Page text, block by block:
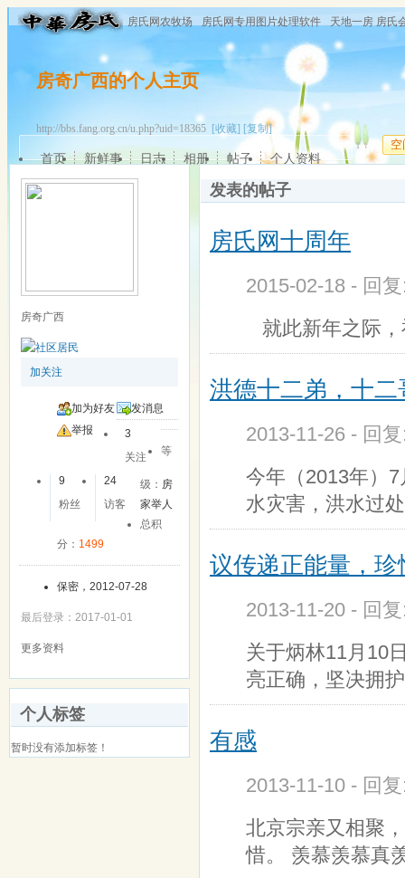
房氏网农牧场 房氏网专用图片处理软件 天地一房 房氏
房奇广西的个人主页
http://bbs.fang.org.cn/u.php?uid=18365 [收藏] [复制]
空
首页 新鲜事 日志 相册 帖子 个人资料
房奇广西
加关注
加为好友
发消息
举报
3
关注
9
粉丝
24
访客
等
级： 房
家举人
总积
分： 1499
保密，2012-07-28
最后登录：2017-01-01
更多资料
个人标签
暂时没有添加标签！
发表的帖子
房氏网十周年
2015-02-18 - 回
就此新年之际
洪德十二弟，十
2013-11-26 - 回
今年（2013年）
水灾害，洪水过
议传递正能量，珍
2013-11-20 - 回
关于炳林11月10
亮正确，坚决拥
有感
2013-11-10 - 回
北京宗亲又相聚
惜。 羡慕羡慕真